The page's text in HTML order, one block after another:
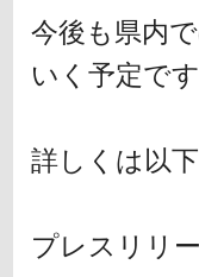
今後も県内
いく予定です
詳しくは以
プレスリリ